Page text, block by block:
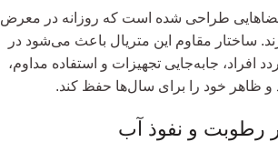
طراحی شده است که روزانه در معرض
ساختار مقاوم این متریال باعث می‌شود در
افراد، جابه‌جایی تجهیزات و استفاده مداوم،
و ظاهر خود را برای سال‌ها حفظ کند.
رطوبت و نفوذ آب